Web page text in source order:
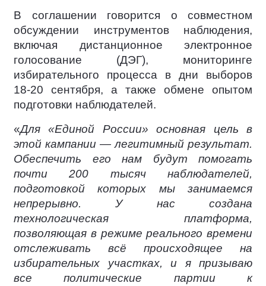
В соглашении говорится о совместном
обсуждении инструментов наблюдения,
включая дистанционное электронное
голосование (ДЭГ), мониторинге
избирательного процесса в дни выборов
18-20 сентября, а также обмене опытом
подготовки наблюдателей.
«Для «Единой России» основная цель в
этой кампании — легитимный результат.
Обеспечить его нам будут помогать
почти 200 тысяч наблюдателей,
подготовкой которых мы занимаемся
непрерывно. У нас создана
технологическая платформа,
позволяющая в режиме реального времени
отслеживать всё происходящее на
избирательных участках, и я призываю
все политические партии к